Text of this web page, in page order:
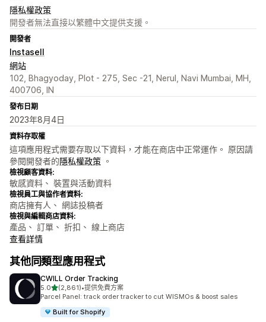
隱私權政策
開發者無法直接以繁體中文提供支援。
開發者
Instasell
網站
102, Bhagyoday, Plot - 275, Sec -21, Nerul, Navi Mumbai, MH,
400706, IN
發布日期
2023年8月4日
資料存取權
這項應用程式需要存取以下資料，才能在商店中正常運作。 原因請
參閱開發者的隱私權政策 。
檢視顧客資料:
敏感資料、 裝置與活動資料
檢視員工與協作者資料:
商店擁有人、 網誌投稿者
檢視與編輯商店資料:
產品、 訂單、 折扣、 線上商店
查看詳情
其他同類型應用程式
CWILL Order Tracking
5.0滿分 5 顆星
(2,861)
共有 2861 則評價
•提供免費方案
Parcel Panel: track order tracker to cut WISMOs & boost sales
Built for Shopify